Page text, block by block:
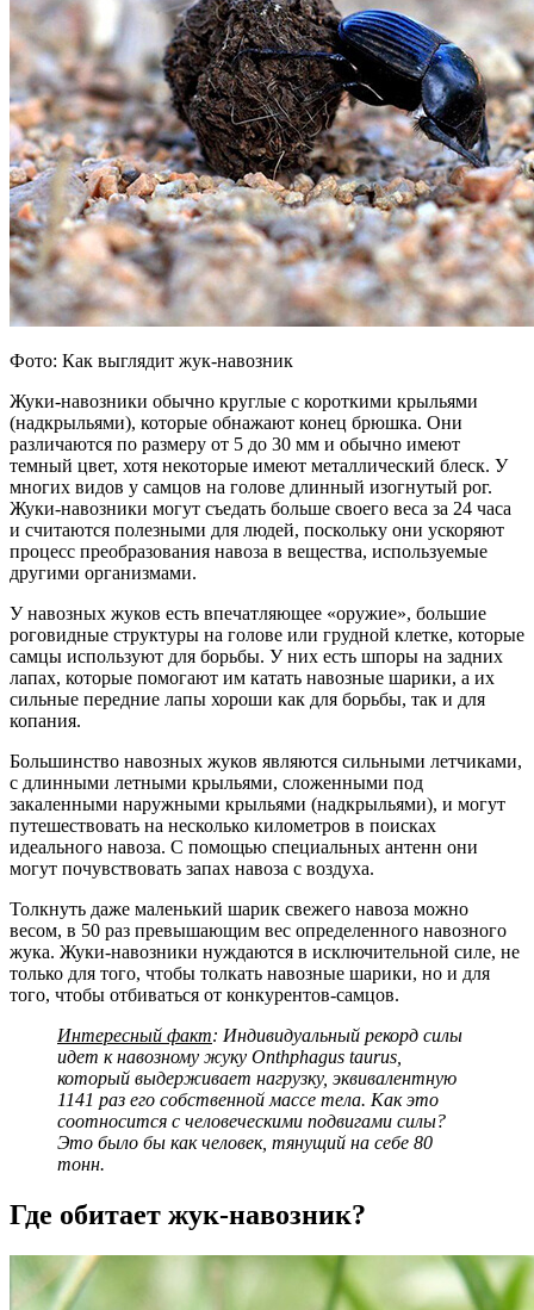
Фото: Как выглядит жук-навозник
Жуки-навозники обычно круглые с короткими крыльями
(надкрыльями), которые обнажают конец брюшка. Они
различаются по размеру от 5 до 30 мм и обычно имеют
темный цвет, хотя некоторые имеют металлический блеск. У
многих видов у самцов на голове длинный изогнутый рог.
Жуки-навозники могут съедать больше своего веса за 24 часа
и считаются полезными для людей, поскольку они ускоряют
процесс преобразования навоза в вещества, используемые
другими организмами.
У навозных жуков есть впечатляющее «оружие», большие
роговидные структуры на голове или грудной клетке, которые
самцы используют для борьбы. У них есть шпоры на задних
лапах, которые помогают им катать навозные шарики, а их
сильные передние лапы хороши как для борьбы, так и для
копания.
Большинство навозных жуков являются сильными летчиками,
с длинными летными крыльями, сложенными под
закаленными наружными крыльями (надкрыльями), и могут
путешествовать на несколько километров в поисках
идеального навоза. С помощью специальных антенн они
могут почувствовать запах навоза с воздуха.
Толкнуть даже маленький шарик свежего навоза можно
весом, в 50 раз превышающим вес определенного навозного
жука. Жуки-навозники нуждаются в исключительной силе, не
только для того, чтобы толкать навозные шарики, но и для
того, чтобы отбиваться от конкурентов-самцов.
Интересный факт: Индивидуальный рекорд силы
идет к навозному жуку Onthphagus taurus,
который выдерживает нагрузку, эквивалентную
1141 раз его собственной массе тела. Как это
соотносится с человеческими подвигами силы?
Это было бы как человек, тянущий на себе 80
тонн.
Где обитает жук-навозник?